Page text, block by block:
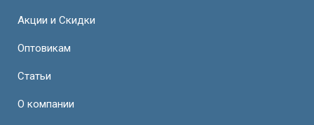
Акции и Скидки
Оптовикам
Статьи
О компании